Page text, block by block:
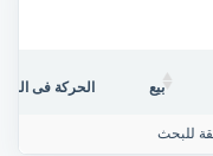
بيع الحركة فى
للبحث